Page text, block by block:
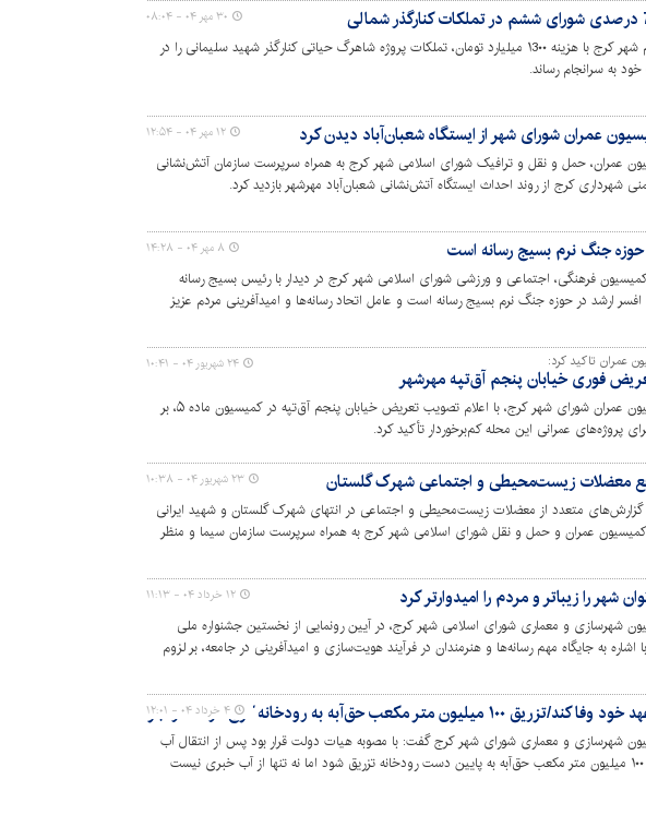
شورای ششم شهر کرج با هزینه ۱3۰۰ میلیارد تومان، تملکات پروژه شاهرگ حیاتی کنارگذر شهید سلیمانی را در
به سرانجام رساند.
۳۰ مهر ۰۴ - ۰۸:۰۴
عمران شورای شهر از ایستگاه شعبان‌آباد دیدن کرد
عمران، حمل‌ و نقل و ترافیک شورای اسلامی شهر کرج به همراه سرپرست سازمان آتش‌نشانی
شهرداری کرج از روند احداث ایستگاه آتش‌نشانی شعبان‌آباد مهرشهر بازدید کرد.
۱۲ مهر ۰۴ - ۱۲:۵۴
حوزه جنگ نرم بسیج رسانه است
فرهنگی، اجتماعی و ورزشی شورای اسلامی شهر کرج در دیدار با رئیس بسیج رسانه
ارشد در حوزه جنگ نرم بسیج رسانه است و عامل اتحاد رسانه‌ها و امیدآفرینی مردم عزیز
۸ مهر ۰۴ - ۱۴:۲۸
عمران تاکید کرد:
فوری خیابان پنجم آق‌تپه مهرشهر
رئیس کمیسیون عمران شورای شهر کرج، با اعلام تصویب تعریض خیابان پنجم آق‌تپه در کمیسیون ماده ۵، بر
پروژه‌های عمرانی این محله کم‌برخوردار تأکید کرد.
۲۴ شهریور ۰۴ - ۱۰:۴۱
معضلات زیست‌محیطی و اجتماعی شهرک گلستان
گزارش‌های متعدد از معضلات زیست‌محیطی و اجتماعی در انتهای شهرک گلستان و شهید ایرانی
عمران و حمل و نقل شورای اسلامی شهر کرج به همراه سرپرست سازمان سیما و منظر
۲۳ شهریور ۰۴ - ۱۰:۳۸
شهر را زیباتر و مردم را امیدوارتر کرد
شهرسازی و معماری شورای اسلامی شهر کرج، در آیین رونمایی از نخستین جشنواره ملی
به جایگاه مهم رسانه‌ها و هنرمندان در فرآیند هویت‌سازی و امیدآفرینی در جامعه، بر لزوم
۱۲ خرداد ۰۴ - ۱۱:۱۳
۱۰۰ میلیون متر مکعب حق‌آبه به رودخانه کرج در انتظار اجرا
شهرسازی و معماری شورای شهر کرج گفت: با مصوبه هیات دولت قرار بود پس از انتقال آب
سد به تهران ۱۰۰ میلیون متر مکعب حق‌آبه به پایین دست رودخانه تزریق شود اما نه تنها از آب خبری نیست
۴ خرداد ۰۴ - ۱۲:۰۱